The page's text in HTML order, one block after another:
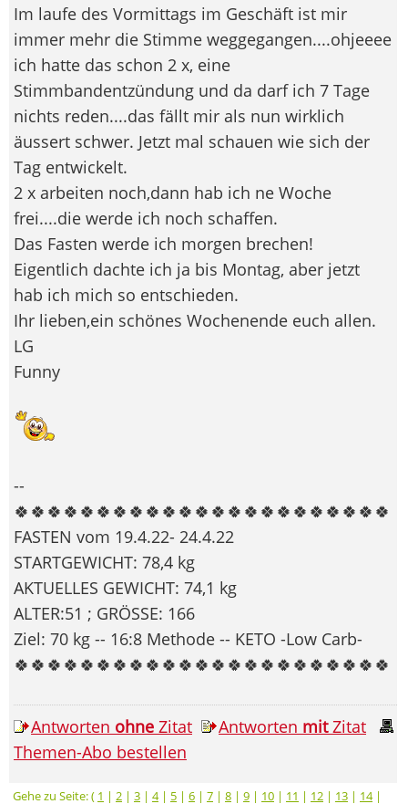
Im laufe des Vormittags im Geschäft ist mir
immer mehr die Stimme weggegangen....ohjeeee
ich hatte das schon 2 x, eine
Stimmbandentzündung und da darf ich 7 Tage
nichts reden....das fällt mir als nun wirklich
äussert schwer. Jetzt mal schauen wie sich der
Tag entwickelt.
2 x arbeiten noch,dann hab ich ne Woche
frei....die werde ich noch schaffen.
Das Fasten werde ich morgen brechen!
Eigentlich dachte ich ja bis Montag, aber jetzt
hab ich mich so entschieden.
Ihr lieben,ein schönes Wochenende euch allen.
LG
Funny
--
🍀🍀🍀🍀🍀🍀🍀🍀🍀🍀🍀🍀🍀🍀🍀🍀🍀🍀🍀🍀🍀🍀🍀
FASTEN vom 19.4.22- 24.4.22
STARTGEWICHT: 78,4 kg
AKTUELLES GEWICHT: 74,1 kg
ALTER:51 ; GRÖSSE: 166
Ziel: 70 kg -- 16:8 Methode -- KETO -Low Carb-
🍀🍀🍀🍀🍀🍀🍀🍀🍀🍀🍀🍀🍀🍀🍀🍀🍀🍀🍀🍀🍀🍀🍀
Antworten ohne Zitat Antworten mitZitat
Themen-Abo bestellen
Gehe zu Seite: ( 1 | 2 | 3 | 4| 5 | 6 | 7 | 8 | 9 | 10 | 11 | 12 | 13 | 14|